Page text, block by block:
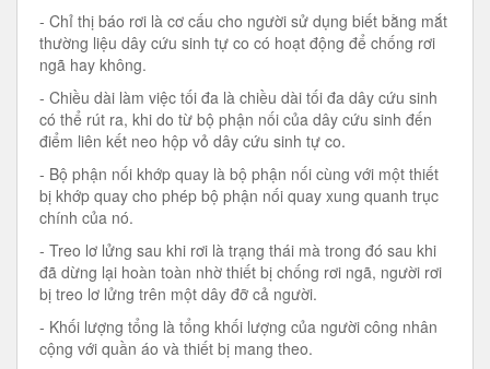
- Chỉ thị báo rơi là cơ cấu cho người sử dụng biết bằng mắt
thường liệu dây cứu sinh tự co có hoạt động để chống rơi
ngã hay không.
- Chiều dài làm việc tối đa là chiều dài tối đa dây cứu sinh
có thể rút ra, khi do từ bộ phận nối của dây cứu sinh đến
điểm liên kết neo hộp vỏ dây cứu sinh tự co.
- Bộ phận nối khớp quay là bộ phận nối cùng với một thiết
bị khớp quay cho phép bộ phận nối quay xung quanh trục
chính của nó.
- Treo lơ lửng sau khi rơi là trạng thái mà trong đó sau khi
đã dừng lại hoàn toàn nhờ thiết bị chống rơi ngã, người rơi
bị treo lơ lửng trên một dây đỡ cả người.
- Khối lượng tổng là tổng khối lượng của người công nhân
cộng với quần áo và thiết bị mang theo.